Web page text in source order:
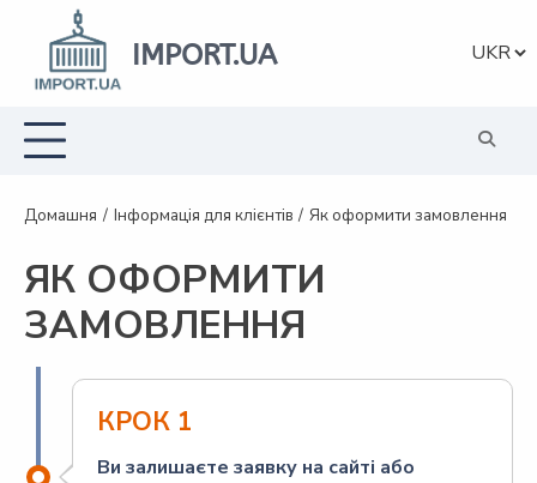
Перейти
вмісту
IMPORT.UA
Домашня Інформація для клієнтів Як оформити замовлення
ЯК ОФОРМИТИ
ЗАМОВЛЕННЯ
КРОК 1
Ви залишаєте заявку на сайті або